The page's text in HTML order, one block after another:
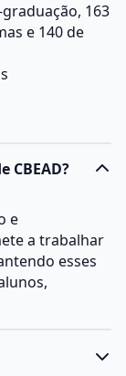
163
e 140 de
CBEAD?
e
a trabalhar
esses